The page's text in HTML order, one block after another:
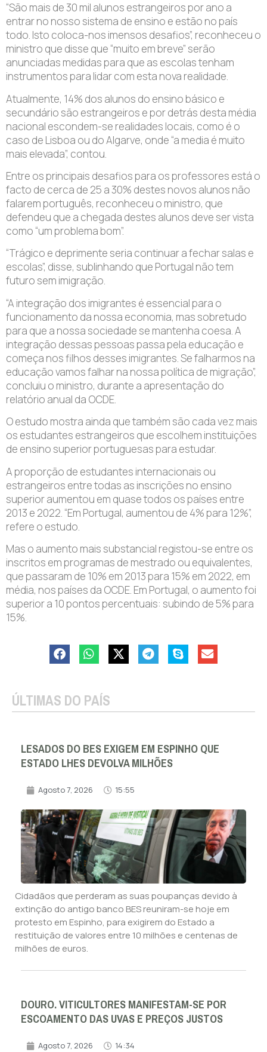
“São mais de 30 mil alunos estrangeiros por ano a
entrar no nosso sistema de ensino e estão no país
todo. Isto coloca-nos imensos desafios”, reconheceu o
ministro que disse que “muito em breve” serão
anunciadas medidas para que as escolas tenham
instrumentos para lidar com esta nova realidade.
Atualmente, 14% dos alunos do ensino básico e
secundário são estrangeiros e por detrás desta média
nacional escondem-se realidades locais, como é o
caso de Lisboa ou do Algarve, onde “a media é muito
mais elevada”, contou.
Entre os principais desafios para os professores está o
facto de cerca de 25 a 30% destes novos alunos não
falarem português, reconheceu o ministro, que
defendeu que a chegada destes alunos deve ser vista
como “um problema bom”.
“Trágico e deprimente seria continuar a fechar salas e
escolas”, disse, sublinhando que Portugal não tem
futuro sem imigração.
“A integração dos imigrantes é essencial para o
funcionamento da nossa economia, mas sobretudo
para que a nossa sociedade se mantenha coesa. A
integração dessas pessoas passa pela educação e
começa nos filhos desses imigrantes. Se falharmos na
educação vamos falhar na nossa política de migração”,
concluiu o ministro, durante a apresentação do
relatório anual da OCDE.
O estudo mostra ainda que também são cada vez mais
os estudantes estrangeiros que escolhem instituições
de ensino superior portuguesas para estudar.
A proporção de estudantes internacionais ou
estrangeiros entre todas as inscrições no ensino
superior aumentou em quase todos os países entre
2013 e 2022. “Em Portugal, aumentou de 4% para 12%”,
refere o estudo.
Mas o aumento mais substancial registou-se entre os
inscritos em programas de mestrado ou equivalentes,
que passaram de 10% em 2013 para 15% em 2022, em
média, nos países da OCDE. Em Portugal, o aumento foi
superior a 10 pontos percentuais: subindo de 5% para
15%.
ÚLTIMAS DO PAÍS
LESADOS DO BES EXIGEM EM ESPINHO QUE
ESTADO LHES DEVOLVA MILHÕES
Agosto 7, 2026 15:55
Cidadãos que perderam as suas poupanças devido à
extinção do antigo banco BES reuniram-se hoje em
protesto em Espinho, para exigirem do Estado a
restituição de valores entre 10 milhões e centenas de
milhões de euros.
DOURO. VITICULTORES MANIFESTAM-SE POR
ESCOAMENTO DAS UVAS E PREÇOS JUSTOS
Agosto 7, 2026 14:34